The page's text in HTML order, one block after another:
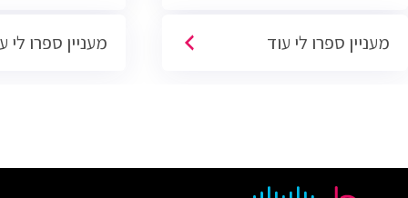
מעניין ספרו לי עוד מעניין ספרו לי